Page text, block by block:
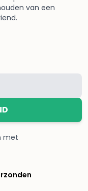
van een
met